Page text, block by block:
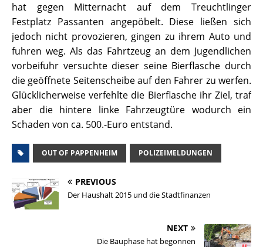
hat gegen Mitternacht auf dem Treuchtlinger
Festplatz Passanten angepöbelt. Diese ließen sich
jedoch nicht provozieren, gingen zu ihrem Auto und
fuhren weg. Als das Fahrtzeug an dem Jugendlichen
vorbeifuhr versuchte dieser seine Bierflasche durch
die geöffnete Seitenscheibe auf den Fahrer zu werfen.
Glücklicherweise verfehlte die Bierflasche ihr Ziel, traf
aber die hintere linke Fahrzeugtüre wodurch ein
Schaden von ca. 500.-Euro entstand.
OUT OF PAPPENHEIM POLIZEIMELDUNGEN
PREVIOUS
Der Haushalt 2015 und die Stadtfinanzen
NEXT
Die Bauphase hat begonnen